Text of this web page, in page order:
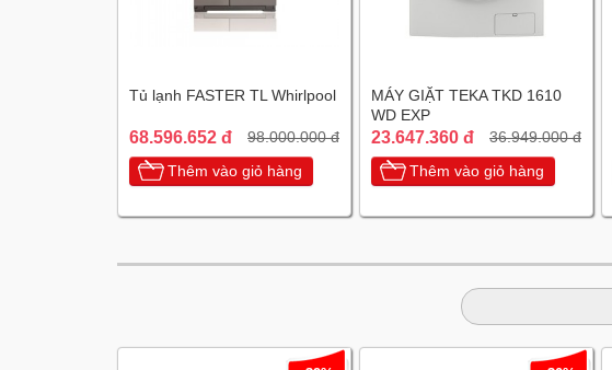
Tủ lạnh FASTER TL Whirlpool
68.596.652 đ 98.000.000 đ
Thêm vào giỏ hàng
MÁY GIẶT TEKA TKD 1610
WD EXP
23.647.360 đ 36.949.000 đ
Thêm vào giỏ hàng